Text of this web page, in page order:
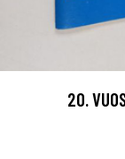
20.